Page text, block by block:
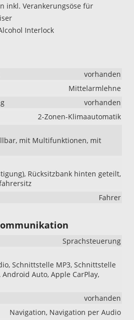
inkl. Verankerungsöse für
Interlock
vorhanden
Mittelarmlehne
vorhanden
2-Zonen-Klimaautomatik
mit Multifunktionen, mit
Rücksitzbank hinten geteilt,
Fahrer
Sprachsteuerung
Schnittstelle MP3, Schnittstelle
Android Auto, Apple CarPlay,
vorhanden
Navigation, Navigation per Audio